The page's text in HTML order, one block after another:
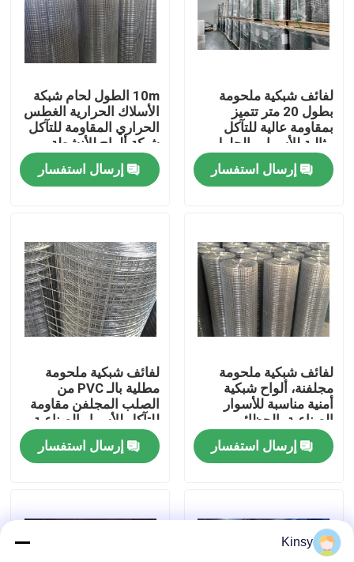
المنزل
المنتجات
حولنا
جولة في المصنع
اتصل بنا
أخبار
شاشة شبكة الأسلاك المنسوجة
لفائف شبكية ملحومة
بطول 20 متر تتميز
بمقاومة عالية للتآكل
مثالية للأسوار والحلول
الأمنية
إرسال استفسار
10m الطول لحام شبكة
الأسلاك الحرارية الغطس
الحراري المقاومة للتآكل
شبكة ألواح للأنشطة
الأمنية والبناء
إرسال استفسار
لفائف شبكية ملحومة
مجلفنة، ألواح شبكية
أمنية مناسبة للأسوار
الصناعية، الحظائر
الزراعية، والحواجز
الواقية، متينةإرسال استفسار
لفائف شبكية ملحومة
مطلية بالـ PVC من
الصلب المجلفن مقاومة
للتآكل للأسوار الصناعية
والبناء
إرسال استفسار
Kinsy